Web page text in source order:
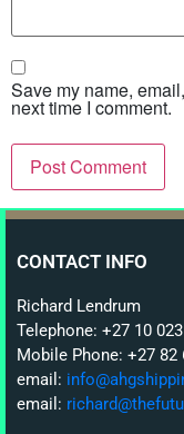
Save my name,
next time I comment.
CONTACT INFO
Richard Lendrum
Telephone: +27 10
Mobile Phone: +27 82
email:
email: